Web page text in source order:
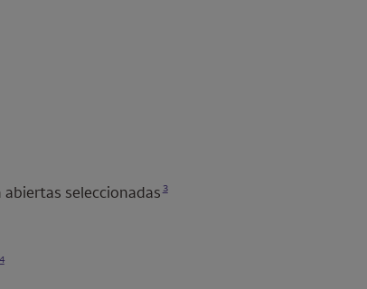
abiertas seleccionadas 3
4